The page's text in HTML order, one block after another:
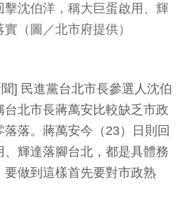
擊沈伯洋，稱大巨蛋啟用、輝
（圖／北市府提供）
] 民進黨台北市長參選人沈伯
北市長蔣萬安比較缺乏市政
落。蔣萬安今（23）日則回
、輝達落腳台北，都是具體務
做到這樣首先要對市政熟